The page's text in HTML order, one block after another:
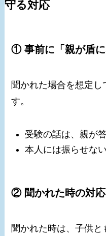
守る対応
① 事前に「親が盾に
聞かれた場合を想定し
す。
受験の話は、親が
本人には振らせない
② 聞かれた時の対応
聞かれた時は、子供と